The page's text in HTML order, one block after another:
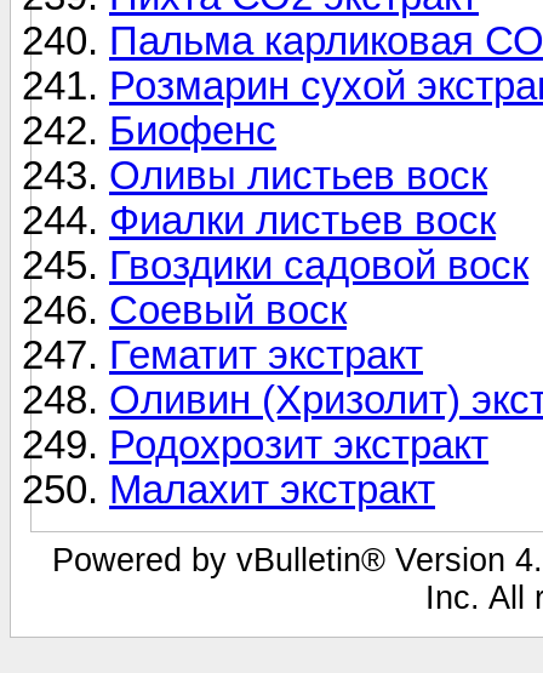
Пальма карликовая
Розмарин сухой
Биофенс
Оливы листьев воск
Фиалки листьев воск
Гвоздики садовой воск
Соевый воск
Гематит экстракт
Оливин (Хризолит)
Родохрозит экстракт
Малахит экстракт
Powered by vBulletin® Version
Inc. All